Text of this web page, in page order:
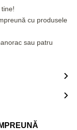
cu produsele
sau patru